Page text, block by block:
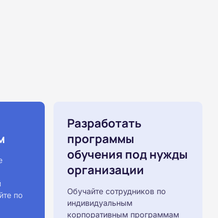
по
Разработать
программы
обучения под нужды
организации
Обучайте сотрудников по
индивидуальным
корпоративным программам